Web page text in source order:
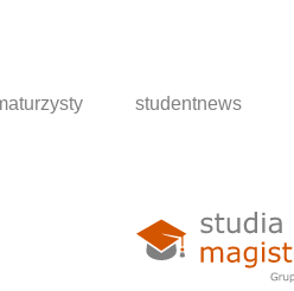
studentnews